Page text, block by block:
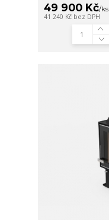
49 900 Kč/ks
41 240 Kč bez DPH